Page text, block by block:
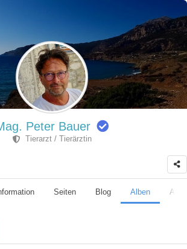
Peter Bauer
Tierarzt / Tierärztin
Seiten Blog Alben